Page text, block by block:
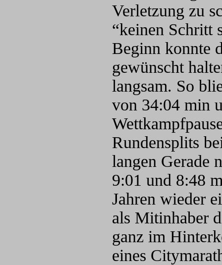
Verletzung zu
“keinen Schritt
Beginn konnte
gewünscht
langsam. So
von 34:04 min
Rundensplits
langen Gerade
9:01 und 8:48
Jahren wieder
als Mitinhaber
ganz im
eines